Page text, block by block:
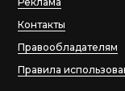
Контакты
Правообладателям
Правила